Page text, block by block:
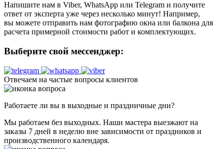
Напишите нам в Viber, WhatsApp или Telegram и получите
ответ от эксперта уже через несколько минут! Например,
вы можете отправить нам фотографию окна или балкона для
расчета примерной стоимости работ и комплектующих.
Выберите свой мессенджер:
Отвечаем на частые вопросы клиентов
Работаете ли вы в выходные и праздничные дни?
Мы работаем без выходных. Наши мастера выезжают на
заказы 7 дней в неделю вне зависимости от праздников и
производственного календаря.